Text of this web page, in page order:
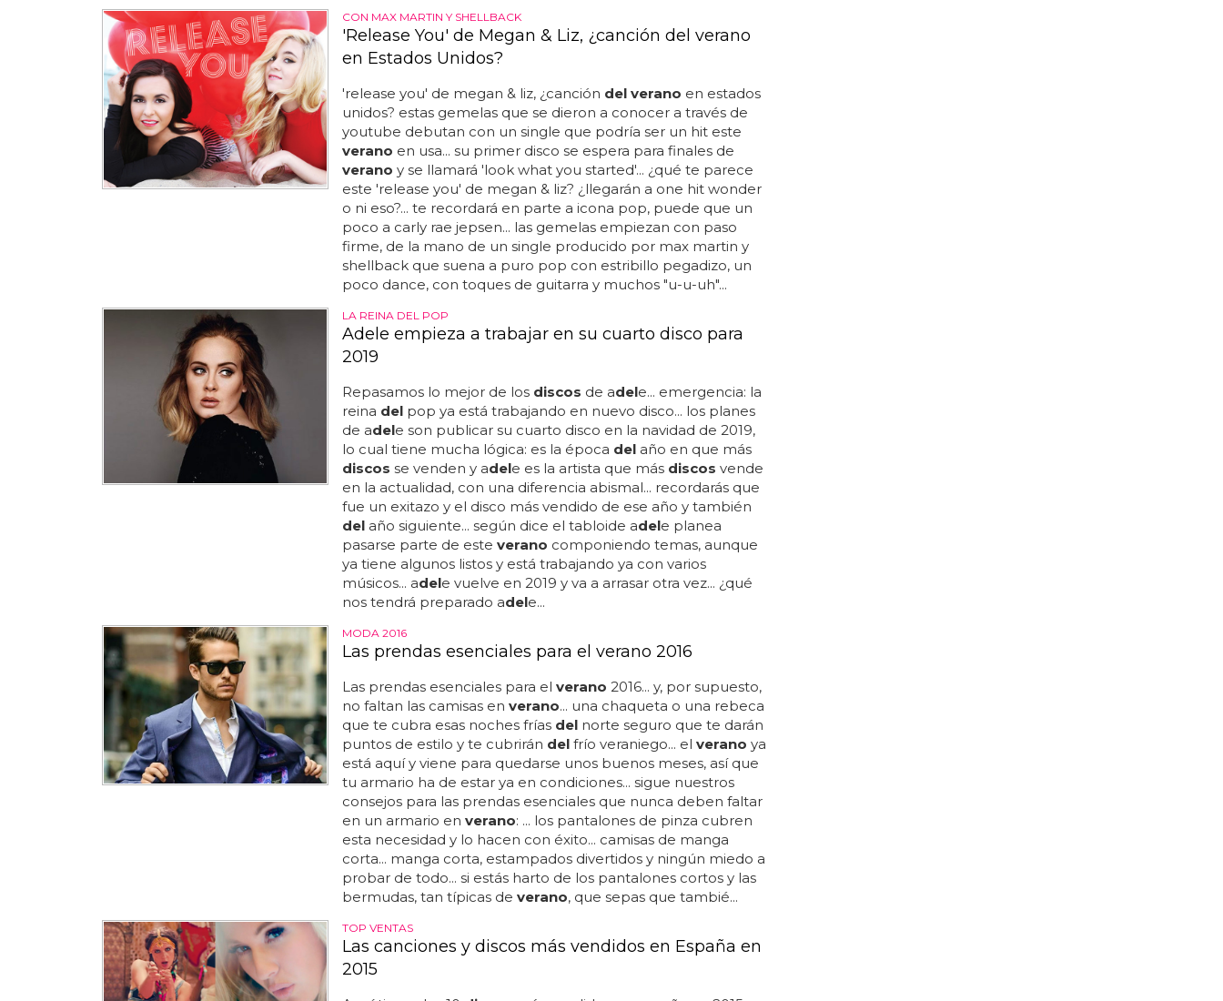
CON MAX MARTIN Y SHELLBACK
'Release You' de Megan & Liz, ¿canción del verano
en Estados Unidos?
'release you' de megan & liz, ¿canción del verano en estados
unidos? estas gemelas que se dieron a conocer a través de
youtube debutan con un single que podría ser un hit este
verano en usa... su primer disco se espera para finales de
verano y se llamará 'look what you started'... ¿qué te parece
este 'release you' de megan & liz? ¿llegarán a one hit wonder
o ni eso?... te recordará en parte a icona pop, puede que un
poco a carly rae jepsen... las gemelas empiezan con paso
firme, de la mano de un single producido por max martin y
shellback que suena a puro pop con estribillo pegadizo, un
poco dance, con toques de guitarra y muchos "u-u-uh"...
LA REINA DEL POP
Adele empieza a trabajar en su cuarto disco para
2019
Repasamos lo mejor de los discos de adele... emergencia: la
reina delpop ya está trabajando en nuevo disco... los planes
de adele son publicar su cuarto disco en la navidad de 2019,
lo cual tiene mucha lógica: es la época delaño en que más
discos se venden y adele es la artista que más discos vende
en la actualidad, con una diferencia abismal... recordarás que
fue un exitazo y el disco más vendido de ese año y también
delaño siguiente... según dice el tabloide adele planea
pasarse parte de este verano componiendo temas, aunque
ya tiene algunos listos y está trabajando ya con varios
músicos... adele vuelve en 2019 y va a arrasar otra vez... ¿qué
nos tendrá preparado adele...
MODA 2016
Las prendas esenciales para el verano 2016
Las prendas esenciales para el verano 2016... y, por supuesto,
no faltan las camisas en verano... una chaqueta o una rebeca
que te cubra esas noches frías delnorte seguro que te darán
puntos de estilo y te cubrirán delfrío veraniego... el verano ya
está aquí y viene para quedarse unos buenos meses, así que
tu armario ha de estar ya en condiciones... sigue nuestros
consejos para las prendas esenciales que nunca deben faltar
en un armario en verano: ... los pantalones de pinza cubren
esta necesidad y lo hacen con éxito... camisas de manga
corta... manga corta, estampados divertidos y ningún miedo a
probar de todo... si estás harto de los pantalones cortos y las
bermudas, tan típicas de verano, que sepas que tambié...
TOP VENTAS
Las canciones y discos más vendidos en España en
2015